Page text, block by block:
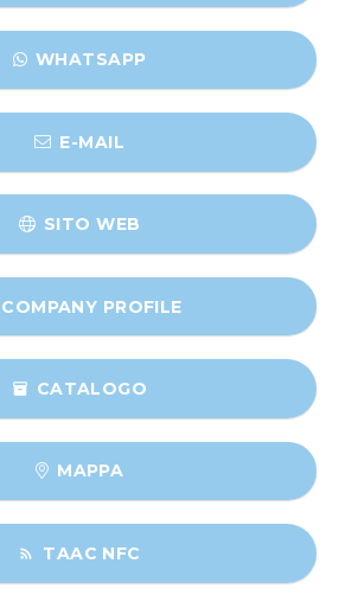
WHATSAPP
E-MAIL
SITO WEB
COMPANY PROFILE
inventory CATALOGO
MAPPA
rss_feed TAAC NFC